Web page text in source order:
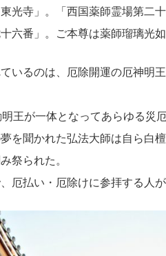
光寺」。「西国薬師霊場第二
六番」。ご本尊は薬師瑠璃光如
いるのは、厄除開運の厄神明
王が一体となってあらゆる災厄
を聞かれた弘法大師は自ら白
祭られた。
厄払い・厄除けに参拝する人が